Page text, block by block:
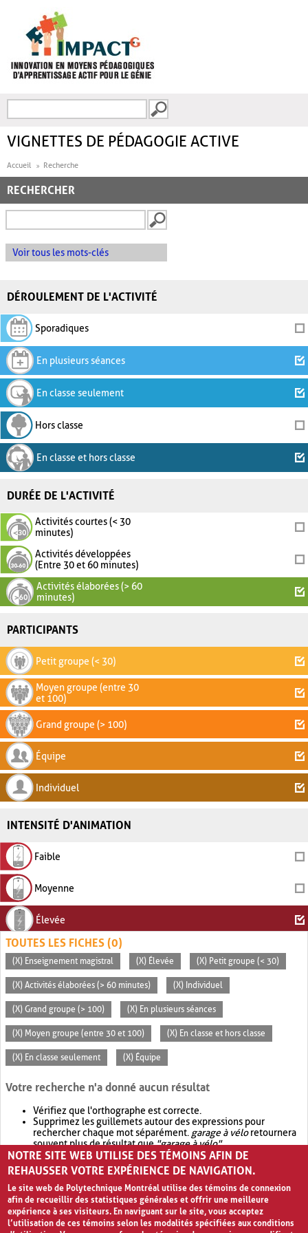
FORMULAIRE DE
VIGNETTES DE PÉDAGOGIE ACTIVE
Accueil Recherche
RECHERCHER
Voir tous les mots-clés
DÉROULEMENT DE L'ACTIVITÉ
Sporadiques
En plusieurs séances
En classe seulement
Hors classe
En classe et hors classe
DURÉE DE L'ACTIVITÉ
Activités courtes (< 30
minutes)
Activités développées
(Entre 30 et 60 minutes)
Activités élaborées (> 60
minutes)
PARTICIPANTS
Petit groupe (< 30)
Moyen groupe (entre 30
et 100)
Grand groupe (> 100)
Équipe
Individuel
INTENSITÉ D'ANIMATION
Faible
Moyenne
Élevée
TOUTES LES FICHES (0)
(X) Enseignement magistral (X) Élevée (X) Petit groupe (< 30)
(X) Activités élaborées (> 60 minutes) (X) Individuel
(X) Grand groupe (> 100) (X) En plusieurs séances
(X) Moyen groupe (entre 30 et 100) (X) En classe et hors classe
(X) En classe seulement (X) Équipe
Votre recherche n'a donné aucun résultat
Vérifiez que l'orthographe est correcte.
Supprimez les guillemets autour des expressions pour
rechercher chaque mot séparément. garage à véloretournera
souvent plus de résultat que"garage à vélo".
Envisagez d'élargir votre recherche avec OR.garage OR vélo
retournera souvent plus de résultat quegarage à vélo
NOTRE SITE WEB UTILISE DES TÉMOINS AFIN DE
REHAUSSER VOTRE EXPÉRIENCE DE NAVIGATION.
Le site web de Polytechnique Montréal utilise des témoins de connexion
afin de recueillir des statistiques générales et offrir une meilleure
expérience à ses visiteurs. En naviguant sur le site, vous acceptez
l’utilisation de ces témoins selon les modalités spécifiées aux conditions